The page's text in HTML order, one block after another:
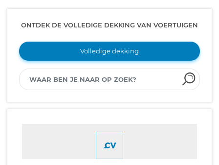
ONTDEK DE VOLLEDIGE DEKKING VAN VOERTUIGEN
Volledige dekking